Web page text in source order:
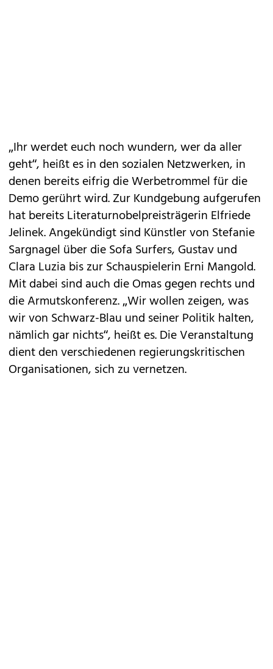
„Ihr werdet euch noch wundern, wer da aller
geht“, heißt es in den sozialen Netzwerken, in
denen bereits eifrig die Werbetrommel für die
Demo gerührt wird. Zur Kundgebung aufgerufen
hat bereits Literaturnobelpreisträgerin Elfriede
Jelinek. Angekündigt sind Künstler von Stefanie
Sargnagel über die Sofa Surfers, Gustav und
Clara Luzia bis zur Schauspielerin Erni Mangold.
Mit dabei sind auch die Omas gegen rechts und
die Armutskonferenz. „Wir wollen zeigen, was
wir von Schwarz-Blau und seiner Politik halten,
nämlich gar nichts“, heißt es. Die Veranstaltung
dient den verschiedenen regierungskritischen
Organisationen, sich zu vernetzen.